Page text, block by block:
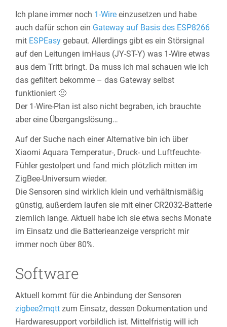
Ich plane immer noch 1-Wire einzusetzen und habe
auch dafür schon ein Gateway auf Basis des ESP8266
mit ESPEasy gebaut. Allerdings gibt es ein Störsignal
auf den Leitungen imHaus (JY-ST-Y) was 1-Wire etwas
aus dem Tritt bringt. Da muss ich mal schauen wie ich
das gefiltert bekomme – das Gateway selbst
funktioniert 🙂
Der 1-Wire-Plan ist also nicht begraben, ich brauchte
aber eine Übergangslösung…
Auf der Suche nach einer Alternative bin ich über
Xiaomi Aquara Temperatur-, Druck- und Luftfeuchte-
Fühler gestolpert und fand mich plötzlich mitten im
ZigBee-Universum wieder.
Die Sensoren sind wirklich klein und verhältnismäßig
günstig, außerdem laufen sie mit einer CR2032-Batterie
ziemlich lange. Aktuell habe ich sie etwa sechs Monate
im Einsatz und die Batterieanzeige verspricht mir
immer noch über 80%.
Software
Aktuell kommt für die Anbindung der Sensoren
zigbee2mqtt zum Einsatz, dessen Dokumentation und
Hardwaresupport vorbildlich ist. Mittelfristig will ich